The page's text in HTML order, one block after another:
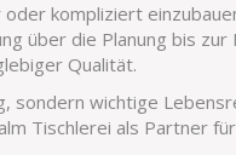
kompliziert
über die Planung bis zur
Qualität.
sondern wichtige
Tischlerei als Partner